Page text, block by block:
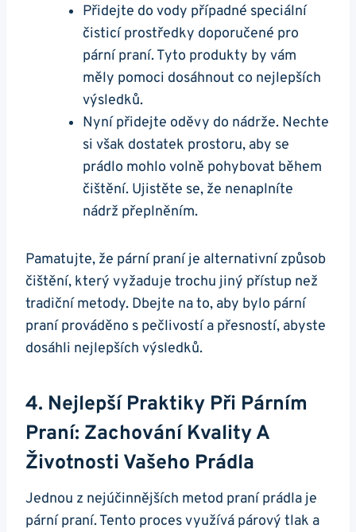
Přidejte do⁣ vody ⁢případné speciální
čisticí prostředky ‌doporučené ​pro
pární praní. ⁢Tyto produkty by​ vám
měly pomoci dosáhnout ⁢co nejlepších
výsledků.
Nyní přidejte ⁤oděvy do nádrže. Nechte
si však dostatek prostoru, aby se
prádlo mohlo volně ‌pohybovat během
čištění. Ujistěte se, že nenaplníte
nádrž⁣ přeplněním.
Pamatujte, že pární ‌praní je alternativní způsob
čištění, který vyžaduje trochu jiný přístup než‍
tradiční ⁤metody. Dbejte​ na to, aby bylo pární
praní prováděno ​s pečlivostí a přesností, abyste
⁢dosáhli nejlepších výsledků.
4. Nejlepší Praktiky Při​ Párním
Praní: Zachování Kvality A
Životnosti Vašeho Prádla
Jednou z nejúčinnějších⁢ metod praní prádla ⁣je
pární praní. Tento proces využívá párový tlak a